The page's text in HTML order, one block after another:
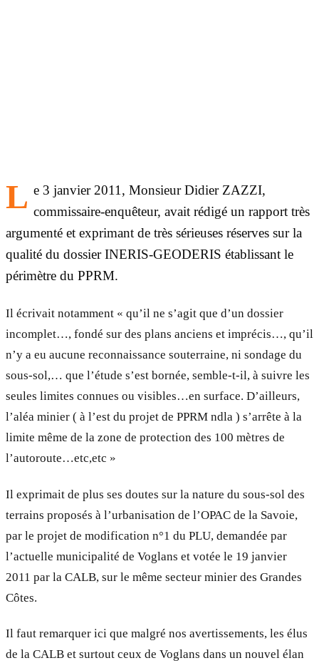
L e 3 janvier 2011, Monsieur Didier ZAZZI,
commissaire-enquêteur, avait rédigé un rapport très
argumenté et exprimant de très sérieuses réserves sur la
qualité du dossier INERIS-GEODERIS établissant le
périmètre du PPRM.
Il écrivait notamment « qu’il ne s’agit que d’un dossier
incomplet…, fondé sur des plans anciens et imprécis…, qu’il
n’y a eu aucune reconnaissance souterraine, ni sondage du
sous-sol,… que l’étude s’est bornée, semble-t-il, à suivre les
seules limites connues ou visibles…en surface. D’ailleurs,
l’aléa minier ( à l’est du projet de PPRM ndla ) s’arrête à la
limite même de la zone de protection des 100 mètres de
l’autoroute…etc,etc »
Il exprimait de plus ses doutes sur la nature du sous-sol des
terrains proposés à l’urbanisation de l’OPAC de la Savoie,
par le projet de modification n°1 du PLU, demandée par
l’actuelle municipalité de Voglans et votée le 19 janvier
2011 par la CALB, sur le même secteur minier des Grandes
Côtes.
Il faut remarquer ici que malgré nos avertissements, les élus
de la CALB et surtout ceux de Voglans dans un nouvel élan